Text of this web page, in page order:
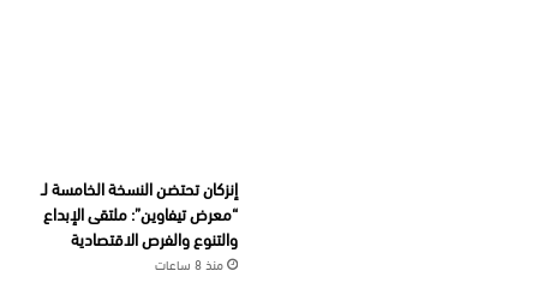
إنزكان تحتضن النسخة الخامسة لـ
“معرض تيفاوين”: ملتقى الإبداع
والتنوع والفرص الاقتصادية
منذ 8 ساعات